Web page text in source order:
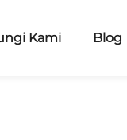
Kami Blog